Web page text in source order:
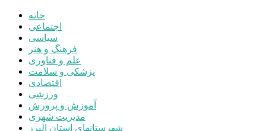
خانه
اجتماعی
سیاسی
فرهنگ و هنر
علم و فناوری
پزشکی و سلامت
اقتصادی
ورزشی
آموزش و پرورش
مدیریت شهری
شهرستانهای استان البرز